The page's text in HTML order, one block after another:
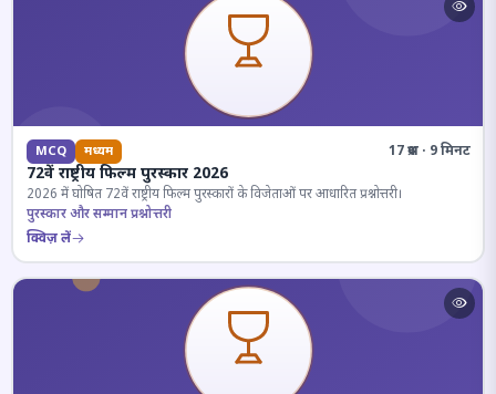
MCQ मध्यम 17 प्रश्न · 9 मिनट
72वें राष्ट्रीय फिल्म पुरस्कार 2026
2026 में घोषित 72वें राष्ट्रीय फिल्म पुरस्कारों के विजेताओं पर आधारित प्रश्नोत्तरी।
पुरस्कार और सम्मान प्रश्नोत्तरी
क्विज़ लें